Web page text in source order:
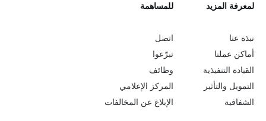
L
e
a
r
n
لمعرفة المزيد
نبذة عنا
أماكن عملنا
القيادة التنفيذية
التمويل والتأثير
الشفافية
G
o
b
e
y
للمساهمة
اتصل
تبرّعوا
وظائف
المركز الإعلامي
الإبلاغ عن المخالفات